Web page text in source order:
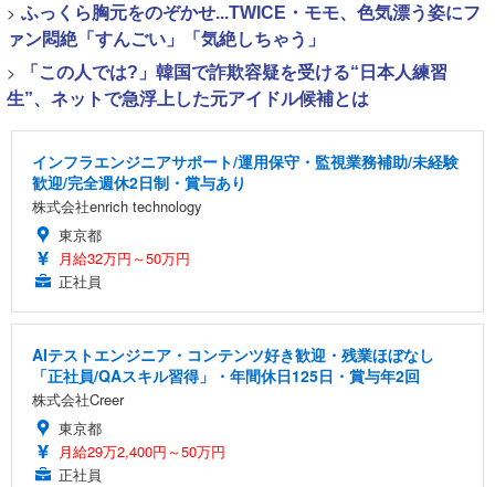
> ふっくら胸元をのぞかせ...TWICE・モモ、色気漂う姿にフ
ァン悶絶「すんごい」「気絶しちゃう」
>
「この人では?」韓国で詐欺容疑を受ける“日本人練習
生”、ネットで急浮上した元アイドル候補とは
インフラエンジニアサポート/運用保守・監視業務補助/未経験
歓迎/完全週休2日制・賞与あり
株式会社enrich technology
東京都
月給32万円～50万円
正社員
AIテストエンジニア・コンテンツ好き歓迎・残業ほぼなし
「正社員/QAスキル習得」・年間休日125日・賞与年2回
株式会社Creer
東京都
月給29万2,400円～50万円
正社員